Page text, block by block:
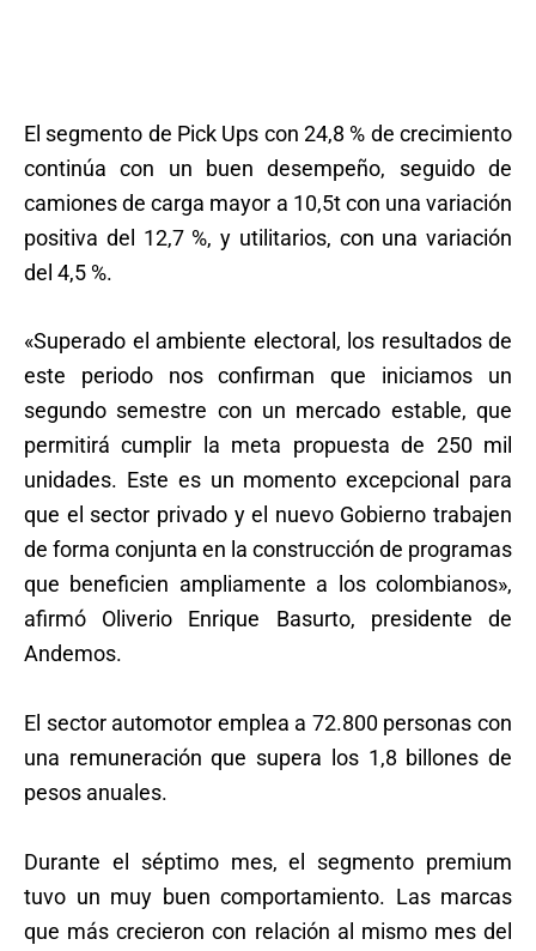
El segmento de Pick Ups con 24,8 % de crecimiento
continúa con un buen desempeño, seguido de
camiones de carga mayor a 10,5t con una variación
positiva del 12,7 %, y utilitarios, con una variación
del 4,5 %.
«Superado el ambiente electoral, los resultados de
este periodo nos confirman que iniciamos un
segundo semestre con un mercado estable, que
permitirá cumplir la meta propuesta de 250 mil
unidades. Este es un momento excepcional para
que el sector privado y el nuevo Gobierno trabajen
de forma conjunta en la construcción de programas
que beneficien ampliamente a los colombianos»,
afirmó Oliverio Enrique Basurto, presidente de
Andemos.
El sector automotor emplea a 72.800 personas con
una remuneración que supera los 1,8 billones de
pesos anuales.
Durante el séptimo mes, el segmento premium
tuvo un muy buen comportamiento. Las marcas
que más crecieron con relación al mismo mes del